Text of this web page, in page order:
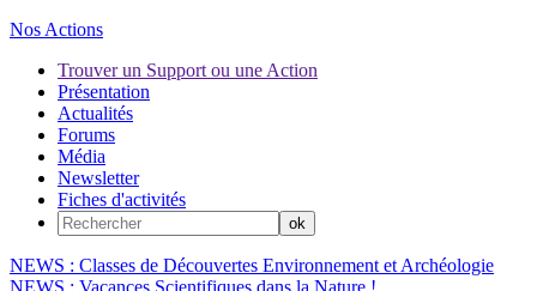
Nos Actions
Trouver un Support ou une Action
Présentation
Actualités
Forums
Média
Newsletter
Fiches d'activités
NEWS : Classes de Découvertes Environnement et Archéologie
NEWS : Vacances Scientifiques dans la Nature !